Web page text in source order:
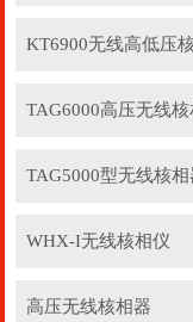
KT6900无线高低压
TAG6000高压无线核
TAG5000型无线核相
WHX-I无线核相仪
高压无线核相器